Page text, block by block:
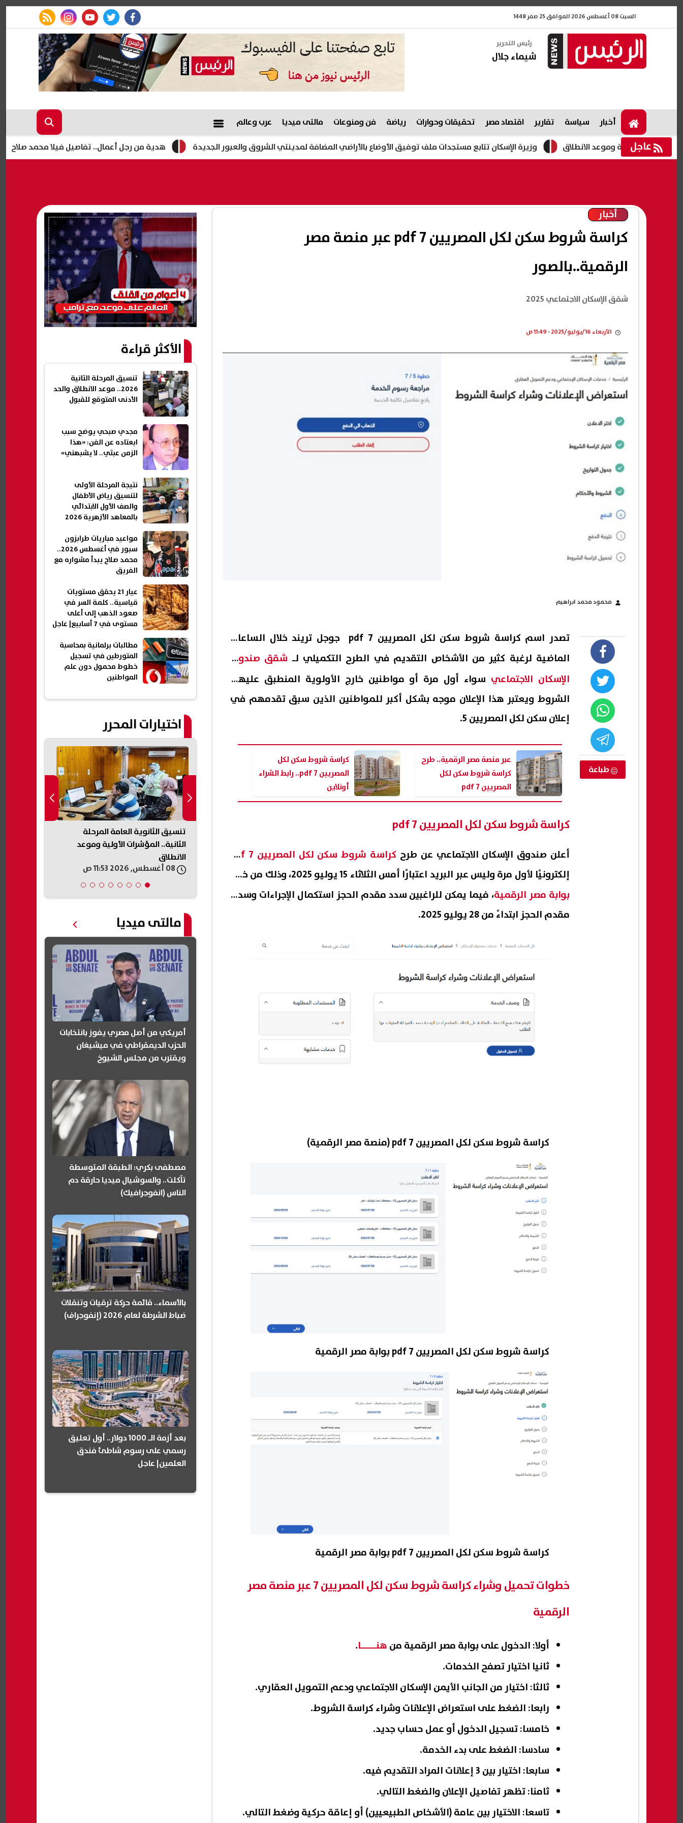
السبت 08 أغسطس 2026 الموافق 25 صفر 1448
facebook
twitter
youtube
instagram
rss feed
رئيس التحرير
شيماء جلال
أخبار سياسة تقارير اقتصاد مصر تحقيقات وحوارات رياضة فن ومنوعات مالتى ميديا عرب وعالم
عاجل هدية من رجل أعمال.. تفاصيل فيلا محمد صلاح في طرابزون وزيرة الإسكان تتابع مستجدات ملف توفيق الأوضاع بالأراضي المضافة لمدينتي الشروق والعبور الجديدة الأولية وموعد الانطلاق
أخبار
شقق الإسكان الاجتماعي 2025
كراسة شروط سكن لكل المصريين 7 pdf عبر منصة مصر
الرقمية..بالصور
الأربعاء 16/يوليو/2025 - 11:49 ص
محمود محمد ابراهيم
طباعة
تصدر اسم كراسة شروط سكن لكل المصريين 7 pdf جوجل تريند خلال الساعات
الماضية لرغبة كثير من الأشخاص التقديم في الطرح التكميلي لـ شقق صندوق
الإسكان الاجتماعي سواء أول مرة أو مواطنين خارج الأولوية المنطبق عليهم
الشروط ويعتبر هذا الإعلان موجه بشكل أكبر للمواطنين الذين سبق تقدمهم في
إعلان سكن لكل المصريين 5.
عبر منصة مصر الرقمية.. طرح
كراسة شروط سكن لكل
المصريين 7 pdf
كراسة شروط سكن لكل
المصريين 7 pdf.. رابط الشراء
أونلاين
كراسة شروط سكن لكل المصريين 7 pdf
أعلن صندوق الإسكان الاجتماعي عن طرح كراسة شروط سكن لكل المصريين 7 pdf
إلكترونيًا لأول مرة وليس عبر البريد اعتبارًا أمس الثلاثاء 15 يوليو 2025، وذلك من خلال
بوابة مصر الرقمية، فيما يمكن للراغبين سدد مقدم الحجز استكمال الإجراءات وسداد
مقدم الحجز ابتداءً من 28 يوليو 2025.
كراسة شروط سكن لكل المصريين 7 pdf (منصة مصر الرقمية)
كراسة شروط سكن لكل المصريين 7 pdf بوابة مصر الرقمية
كراسة شروط سكن لكل المصريين 7 pdf بوابة مصر الرقمية
خطوات تحميل وشراء كراسة شروط سكن لكل المصريين 7 عبر منصة مصر
الرقمية
أولا: الدخول على بوابة مصر الرقمية منهنـــــا.
ثانيا اختيار تصفح الخدمات.
ثالثا: اختيار من الجانب الأيمن الإسكان الاجتماعي ودعم التمويل العقاري.
رابعا: الضغط على استعراض الإعلانات وشراء كراسة الشروط.
خامسا: تسجيل الدخول أو عمل حساب جديد.
سادسا: الضغط على بدء الخدمة.
سابعا: اختيار بين 3 إعلانات المراد التقديم فيه.
ثامنا: تظهر تفاصيل الإعلان والضغط التالي.
تاسعا: الاختيار بين عامة (الأشخاص الطبيعيين) أو إعاقة حركية وضغط التالي.
الأكثر قراءة
تنسيق المرحلة الثانية
2026.. موعد الانطلاق والحد
الأدنى المتوقع للقبول
مجدي صبحي يوضح سبب
ابعتاده عن الفن: «هذا
الزمن عبثي.. لا يشبهني»
نتيجة المرحلة الأولى
لتنسيق رياض الأطفال
والصف الأول الابتدائي
بالمعاهد الأزهرية 2026
مواعيد مباريات طرابزون
سبور في أغسطس 2026..
محمد صلاح يبدأ مشواره مع
الفريق
عيار 21 يحقق مستويات
قياسية.. كلمة السر في
صعود الذهب إلى أعلى
مستوى في 7 أسابيع| عاجل
مطالبات برلمانية بمحاسبة
المتورطين في تسجيل
خطوط محمول دون علم
المواطنين
اختيارات المحرر
مواعيد مباريات طرابزون سبور في
مشواره مع الفريق
تنسيق الثانوية العامة المرحلة
الثانية.. المؤشرات الأولية وموعد
الانطلاق
مالتى ميديا
أمريكي من أصل مصري يفوز بانتخابات
الحزب الديمقراطي في ميشيغان
ويقترب من مجلس الشيوخ
مصطفى بكري: الطبقة المتوسطة
تآكلت.. والسوشيال ميديا حارقة دم
الناس (انفوجرافيك)
بالأسماء.. قائمة حركة ترقيات وتنقلات
ضباط الشرطة لعام 2026 (إنفوجراف)
بعد أزمة الـ 1000 دولار.. أول تعليق
رسمي على رسوم شاطئ فندق
العلمين| عاجل